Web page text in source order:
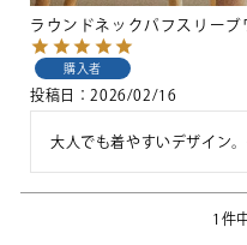
ラウンドネックパフスリー
購入者
投稿日 2026/02/16
大人でも着やすいデザイン
1 件